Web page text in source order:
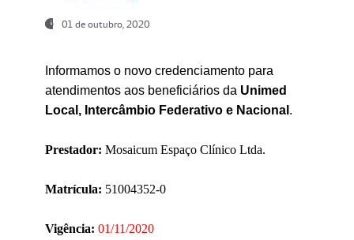
01 de outubro, 2020
Informamos o novo credenciamento para
atendimentos aos beneficiários da Unimed
Local, Intercâmbio Federativo e Nacional .
Prestador: Mosaicum Espaço Clínico Ltda.
Matrícula: 51004352-0
Vigência: 01/11/2020